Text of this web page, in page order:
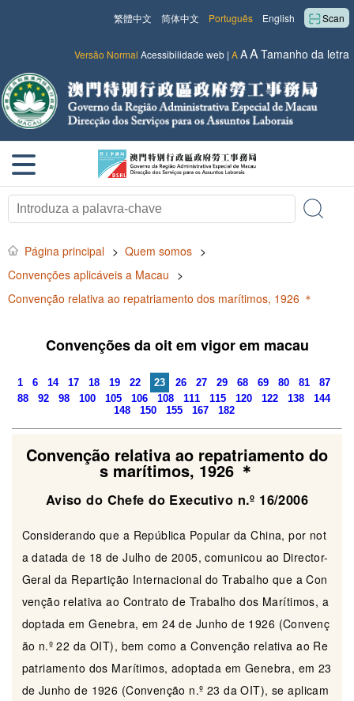
Scan
English
Português
简体中文
繁體中文
Versão Normal Acessibilidade web | AAATamanho da letra
Página principal > Quem somos >
Convenções aplicáveis a Macau >
Convenção relativa ao repatriamento dos marítimos, 1926 ＊
Convenções da oit em vigor em macau
1 6 14 17 18 19 22 23 26 27 29 68 69 80 81
87
88
92 98 100 105 106 108 111 115 120 122 138
144
148
150 155 167 182
Convenção relativa ao repatriamento do
s marítimos, 1926 ＊
Aviso do Chefe do Executivo n.º 16/2006
Considerando que a República Popular da China, por not
a datada de 18 de Julho de 2005, comunicou ao Director-
Geral da Repartição Internacional do Trabalho que a Con
venção relativa ao Contrato de Trabalho dos Marítimos, a
doptada em Genebra, em 24 de Junho de 1926 (Convenç
ão n.º 22 da OIT), bem como a Convenção relativa ao Re
patriamento dos Marítimos, adoptada em Genebra, em 23
de Junho de 1926 (Convenção n.º 23 da OIT), se aplicam